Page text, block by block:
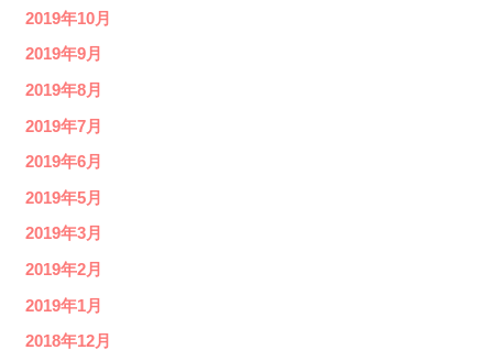
2019年10月
2019年9月
2019年8月
2019年7月
2019年6月
2019年5月
2019年3月
2019年2月
2019年1月
2018年12月